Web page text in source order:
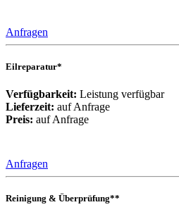
Anfragen
Eilreparatur*
Verfügbarkeit: Leistung verfügbar
Lieferzeit: auf Anfrage
Preis: auf Anfrage
Anfragen
Reinigung & Überprüfung**